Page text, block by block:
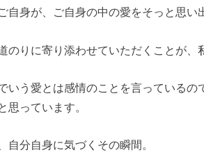
自身が、ご自身の中の愛をそっと思い
のりに寄り添わせていただくことが、
いう愛とは感情のことを言っている
思っています。
自分自身に気づくその瞬間。